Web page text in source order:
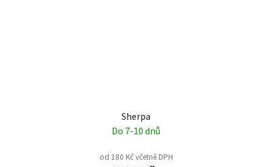
Sherpa
Do 7-10 dnů
od 180 Kč včetně DPH